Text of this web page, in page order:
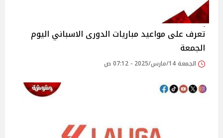
تعرف على مواعيد مباريات الدورى الاسباني اليوم
الجمعة
الجمعة 14/مارس/2025 - 07:12 ص